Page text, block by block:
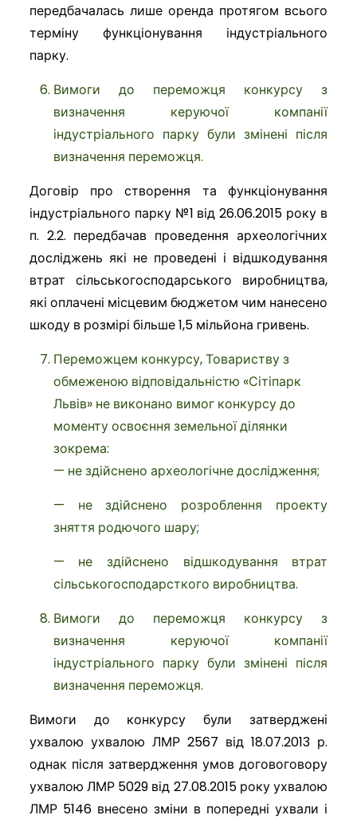
передбачалась лише оренда протягом всього
терміну функціонування індустріального
парку.
Вимоги до переможця конкурсу з
визначення керуючої компанії
індустріального парку були змінені після
визначення переможця.
Договір про створення та функціонування
індустріального парку №1 від 26.06.2015 року в
п. 2.2. передбачав проведення археологічних
досліджень які не проведені і відшкодування
втрат сільськогосподарського виробництва,
які оплачені місцевим бюджетом чим нанесено
шкоду в розмірі більше 1,5 мільйона гривень.
Переможцем конкурсу, Товариству з
обмеженою відповідальністю «Сітіпарк
Львів» не виконано вимог конкурсу до
моменту освоєння земельної ділянки
зокрема:
— не здійснено археологічне дослідження;
— не здійснено розроблення проекту
зняття родючого шару;
— не здійснено відшкодування втрат
сільськогосподарсткого виробництва.
Вимоги до переможця конкурсу з
визначення керуючої компанії
індустріального парку були змінені після
визначення переможця.
Вимоги до конкурсу були затверджені
ухвалою ухвалою ЛМР 2567 від 18.07.2013 р.
однак після затвердження умов договоговору
ухвалою ЛМР 5029 від 27.08.2015 року ухвалою
ЛМР 5146 внесено зміни в попередні ухвали і